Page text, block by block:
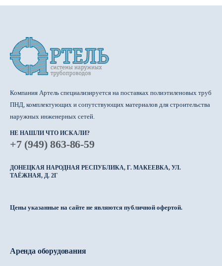
Компания Артель специализируется на поставках полиэтиленовых труб
ПНД, комплектующих и сопутствующих материалов для строительства
наружных инженерных сетей.
НЕ НАШЛИ ЧТО ИСКАЛИ?
+7 (949) 863-86-59
ДОНЕЦКАЯ НАРОДНАЯ РЕСПУБЛИКА, Г. МАКЕЕВКА, УЛ.
ТАЁЖНАЯ, Д. 2Г
Цены указанные на сайте не являются публичной офертой.
Аренда оборудования